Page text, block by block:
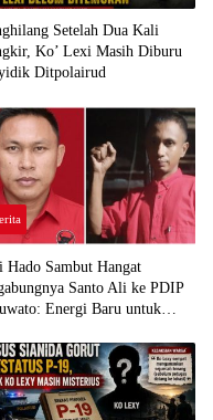
Setelah Dua Kali
Ko’ Lexi Masih Diburu
Ditpolairud
Hado Sambut Hangat
Santo Ali ke PDIP
Energi Baru untuk